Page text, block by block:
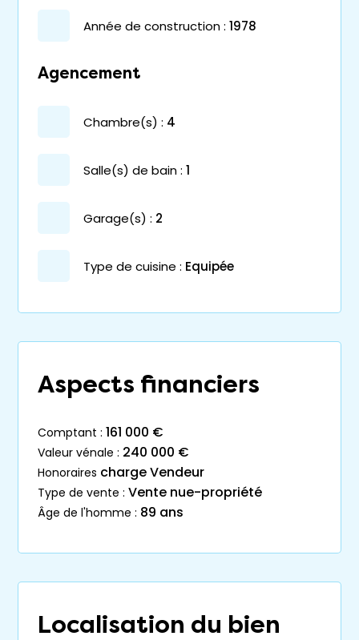
année de construction : 1978
Agencement
chambre(s) : 4
salle(s) de bain : 1
garage(s) : 2
Type de cuisine : Equipée
Aspects financiers
comptant : 161 000 €
valeur vénale : 240 000 €
honoraires charge Vendeur
type de vente : Vente nue-propriété
âge de l'homme : 89 ans
Localisation du bien